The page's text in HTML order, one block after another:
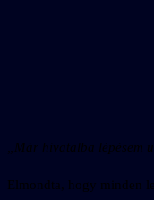
„Már hivatalba lépésem
Elmondta, hogy minden